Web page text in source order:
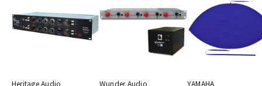
Heritage Audio
Wunder Audio
YAMAHA